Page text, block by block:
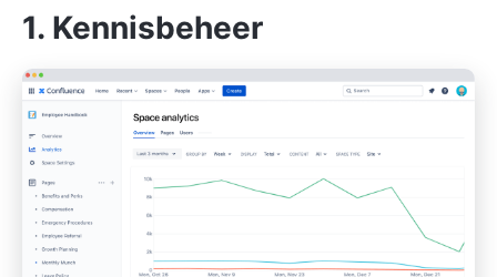
1. Kennisbeheer